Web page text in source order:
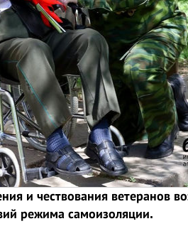
и чествования ветеранов
режима самоизоляции.